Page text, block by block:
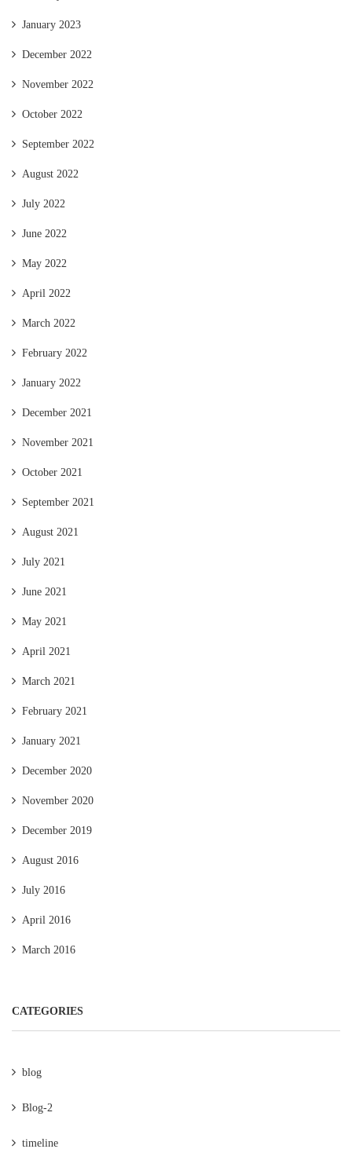
January 2023
December 2022
November 2022
October 2022
September 2022
August 2022
July 2022
June 2022
May 2022
April 2022
March 2022
February 2022
January 2022
December 2021
November 2021
October 2021
September 2021
August 2021
July 2021
June 2021
May 2021
April 2021
March 2021
February 2021
January 2021
December 2020
November 2020
December 2019
August 2016
July 2016
April 2016
March 2016
CATEGORIES
blog
Blog-2
timeline